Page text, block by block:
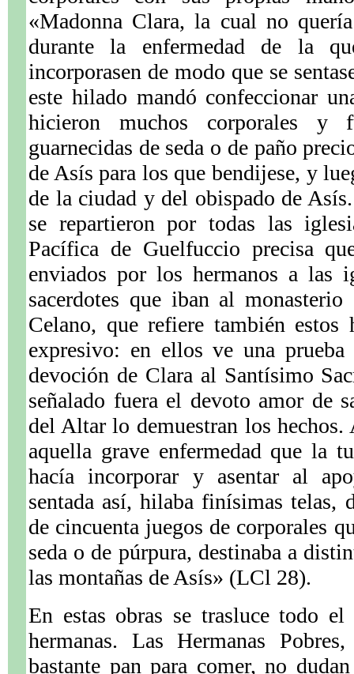
«Madonna Clara, la cual no
durante la enfermedad de la
incorporasen de modo que se
este hilado mandó confeccionar
hicieron muchos corporales y
guarnecidas de seda o de paño
de Asís para los que bendijese, y
de la ciudad y del obispado de
se repartieron por todas las
Pacífica de Guelfuccio precisa
enviados por los hermanos a las
sacerdotes que iban al
Celano, que refiere también estos
expresivo: en ellos ve una
devoción de Clara al Santísimo
señalado fuera el devoto amor de
del Altar lo demuestran los
aquella grave enfermedad que la
hacía incorporar y asentar al
sentada así, hilaba finísimas telas,
de cincuenta juegos de corporales
seda o de púrpura, destinaba a
las montañas de Asís» (LCl 28).
En estas obras se trasluce todo
hermanas. Las Hermanas
bastante pan para comer, no